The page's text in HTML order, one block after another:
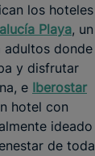
los hoteles
Playa, un
adultos donde
y disfrutar
e Iberostar
hotel con
ideado
de toda